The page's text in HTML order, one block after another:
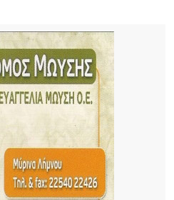
τουρισμό στο Βόρειο
επενδύσεις σε Λήμνο,
resorts μέχρι
στη Λήμνο –
η μεγάλη έξοδος του